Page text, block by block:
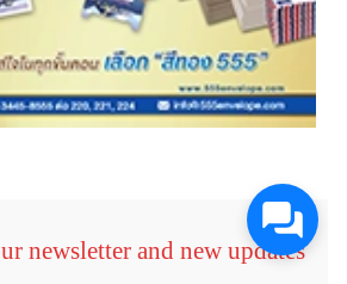
newsletter and new updates